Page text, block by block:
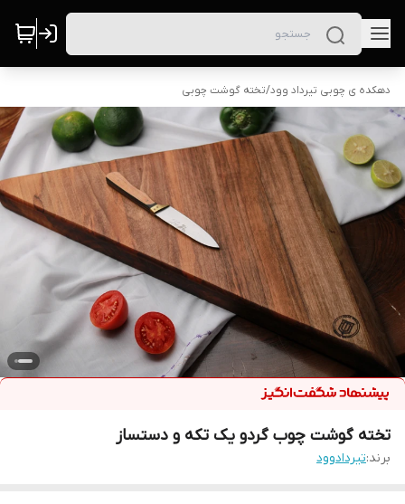
دهکده ی چوبی تیرداد وود/تخته گوشت چوبی
تخته گوشت چوب گردو یک تکه و دستساز
برند:تیردادوود